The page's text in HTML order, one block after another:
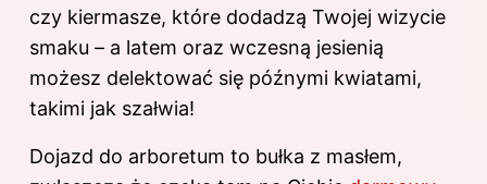
czy kiermasze, które dodadzą Twojej wizycie
smaku – a latem oraz wczesną jesienią
możesz delektować się późnymi kwiatami,
takimi jak szałwia!
Dojazd do arboretum to bułka z masłem,